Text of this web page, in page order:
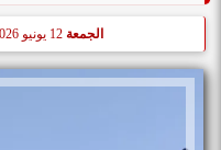
الجمعة 12 يونيو 2026